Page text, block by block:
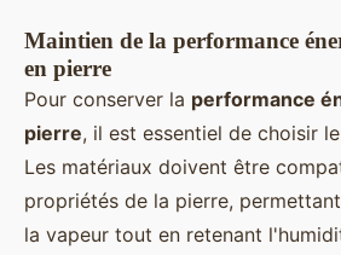
Maintien de la performance
en pierre
Pour conserver la performance
pierre, il est essentiel de choisir
Les matériaux doivent être
propriétés de la pierre,
la vapeur tout en retenant